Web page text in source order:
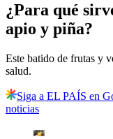
¿Para qué
apio y piña?
Este batido de frutas y
salud.
Siga a EL PAÍS en
noticias